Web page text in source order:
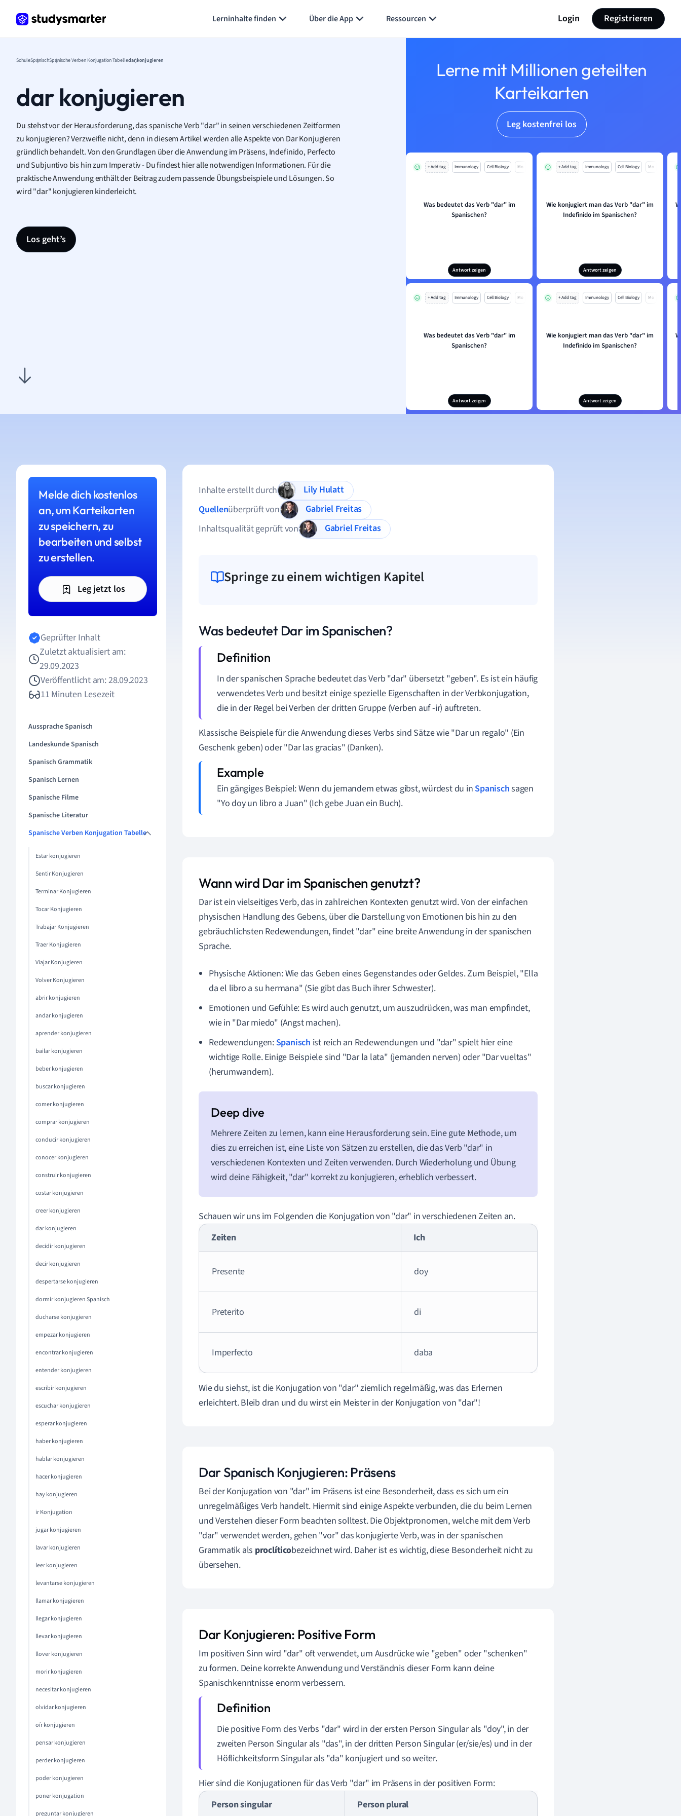
Lerninhalte finden Über die App Ressourcen Login Registrieren
SchuleSpanischSpanische Verben Konjugation Tabelledar konjugieren
dar konjugieren
Du stehst vor der Herausforderung, das spanische Verb "dar" in seinen verschiedenen Zeitformen
zu konjugieren? Verzweifle nicht, denn in diesem Artikel werden alle Aspekte von Dar Konjugieren
gründlich behandelt. Von den Grundlagen über die Anwendung im Präsens, Indefinido, Perfecto
und Subjuntivo bis hin zum Imperativ - Du findest hier alle notwendigen Informationen. Für die
praktische Anwendung enthält der Beitrag zudem passende Übungsbeispiele und Lösungen. So
wird "dar" konjugieren kinderleicht.
Los geht’s
Lerne mit Millionen geteilten
Karteikarten
Leg kostenfrei los
+ Add tag Immunology Cell Biology Mo
Was bedeutet das Verb "dar" im
Spanischen?
Antwort zeigen
+ Add tag Immunology Cell Biology Mo
Wie konjugiert man das Verb "dar" im
Indefinido im Spanischen?
Antwort zeigen
+ Add tag Immunology Cell Biology Mo
Was bedeutet das Verb "dar" im
Spanischen?
Antwort zeigen
+ Add tag Immunology Cell Biology Mo
Wie konjugiert man das Verb "dar" im
Indefinido im Spanischen?
Antwort zeigen
Melde dich kostenlos
an, um Karteikarten
zu speichern, zu
bearbeiten und selbst
zu erstellen.
Leg jetzt los
Geprüfter Inhalt
Zuletzt aktualisiert am:
29.09.2023
Veröffentlicht am: 28.09.2023
11 Minuten Lesezeit
Aussprache Spanisch
Landeskunde Spanisch
Spanisch Grammatik
Spanisch Lernen
Spanische Filme
Spanische Literatur
Spanische Verben Konjugation Tabelle
Estar konjugieren
Sentir Konjugieren
Terminar Konjugieren
Tocar Konjugieren
Trabajar Konjugieren
Traer Konjugieren
Viajar Konjugieren
Volver Konjugieren
abrir konjugieren
andar konjugieren
aprender konjugieren
bailar konjugieren
beber konjugieren
buscar konjugieren
comer konjugieren
comprar konjugieren
conducir konjugieren
conocer konjugieren
construir konjugieren
costar konjugieren
creer konjugieren
dar konjugieren
decidir konjugieren
decir konjugieren
despertarse konjugieren
dormir konjugieren Spanisch
ducharse konjugieren
empezar konjugieren
encontrar konjugieren
entender konjugieren
escribir konjugieren
escuchar konjugieren
esperar konjugieren
haber konjugieren
hablar konjugieren
hacer konjugieren
hay konjugieren
ir Konjugation
jugar konjugieren
lavar konjugieren
leer konjugieren
levantarse konjugieren
llamar konjugieren
llegar konjugieren
llevar konjugieren
llover konjugieren
morir konjugieren
necesitar konjugieren
olvidar konjugieren
oír konjugieren
pensar konjugieren
perder konjugieren
poder konjugieren
poner konjugation
preguntar konjugieren
Inhalte erstellt durch
Lily Hulatt
Quellenüberprüft von
Gabriel Freitas
Inhaltsqualität geprüft von
Gabriel Freitas
Springe zu einem wichtigen Kapitel
Was bedeutet Dar im Spanischen?
In der spanischen Sprache bedeutet das Verb "dar" übersetzt "geben". Es ist ein häufig
verwendetes Verb und besitzt einige spezielle Eigenschaften in der Verbkonjugation,
die in der Regel bei Verben der dritten Gruppe (Verben auf -ir) auftreten.
Klassische Beispiele für die Anwendung dieses Verbs sind Sätze wie "Dar un regalo" (Ein
Geschenk geben) oder "Dar las gracias" (Danken).
Ein gängiges Beispiel: Wenn du jemandem etwas gibst, würdest du in Spanischsagen
"Yo doy un libro a Juan" (Ich gebe Juan ein Buch).
Wann wird Dar im Spanischen genutzt?
Dar ist ein vielseitiges Verb, das in zahlreichen Kontexten genutzt wird. Von der einfachen
physischen Handlung des Gebens, über die Darstellung von Emotionen bis hin zu den
gebräuchlichsten Redewendungen, findet "dar" eine breite Anwendung in der spanischen
Sprache.
Physische Aktionen: Wie das Geben eines Gegenstandes oder Geldes. Zum Beispiel, "Ella
da el libro a su hermana" (Sie gibt das Buch ihrer Schwester).
Emotionen und Gefühle: Es wird auch genutzt, um auszudrücken, was man empfindet,
wie in "Dar miedo" (Angst machen).
Redewendungen: Spanisch ist reich an Redewendungen und "dar" spielt hier eine
wichtige Rolle. Einige Beispiele sind "Dar la lata" (jemanden nerven) oder "Dar vueltas"
(herumwandern).
Mehrere Zeiten zu lernen, kann eine Herausforderung sein. Eine gute Methode, um
dies zu erreichen ist, eine Liste von Sätzen zu erstellen, die das Verb "dar" in
verschiedenen Kontexten und Zeiten verwenden. Durch Wiederholung und Übung
wird deine Fähigkeit, "dar" korrekt zu konjugieren, erheblich verbessert.
Schauen wir uns im Folgenden die Konjugation von "dar" in verschiedenen Zeiten an.
Zeiten
Ich
Presente doy
Preterito di
Imperfecto daba
Wie du siehst, ist die Konjugation von "dar" ziemlich regelmäßig, was das Erlernen
erleichtert. Bleib dran und du wirst ein Meister in der Konjugation von "dar"!
Dar Spanisch Konjugieren: Präsens
Bei der Konjugation von "dar" im Präsens ist eine Besonderheit, dass es sich um ein
unregelmäßiges Verb handelt. Hiermit sind einige Aspekte verbunden, die du beim Lernen
und Verstehen dieser Form beachten solltest. Die Objektpronomen, welche mit dem Verb
"dar" verwendet werden, gehen "vor" das konjugierte Verb, was in der spanischen
Grammatik als proclíticobezeichnet wird. Daher ist es wichtig, diese Besonderheit nicht zu
übersehen.
Dar Konjugieren: Positive Form
Im positiven Sinn wird "dar" oft verwendet, um Ausdrücke wie "geben" oder "schenken"
zu formen. Deine korrekte Anwendung und Verständnis dieser Form kann deine
Spanischkenntnisse enorm verbessern.
Die positive Form des Verbs "dar" wird in der ersten Person Singular als "doy", in der
zweiten Person Singular als "das", in der dritten Person Singular (er/sie/es) und in der
Höflichkeitsform Singular als "da" konjugiert und so weiter.
Hier sind die Konjugationen für das Verb "dar" im Präsens in der positiven Form:
Person singular
Person plural